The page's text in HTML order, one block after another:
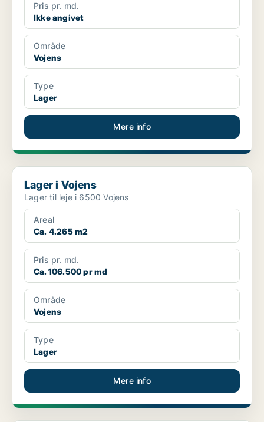
Pris pr. md.
Ikke angivet
Område
Vojens
Type
Lager
Mere info
Lager i Vojens
Lager i Vojens
Lager til leje i 6500 Vojens
Areal
Ca. 4.265 m2
Pris pr. md.
Ca. 106.500 pr md
Område
Vojens
Type
Lager
Mere info